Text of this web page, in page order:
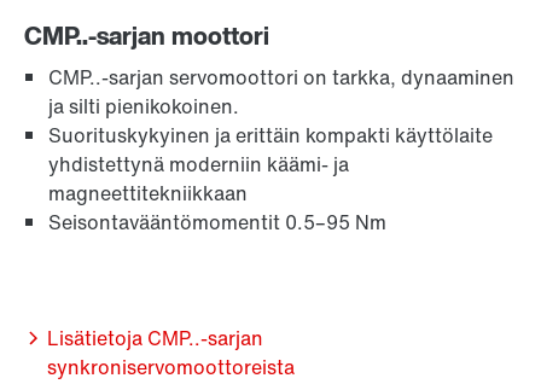
CMP..-sarjan moottori
CMP..-sarjan servomoottori on tarkka, dynaaminen
ja silti pienikokoinen.
Suorituskykyinen ja erittäin kompakti käyttölaite
yhdistettynä moderniin käämi- ja
magneettitekniikkaan
Seisontavääntömomentit 0.5–95 Nm
Lisätietoja CMP..-sarjan
synkroniservomoottoreista